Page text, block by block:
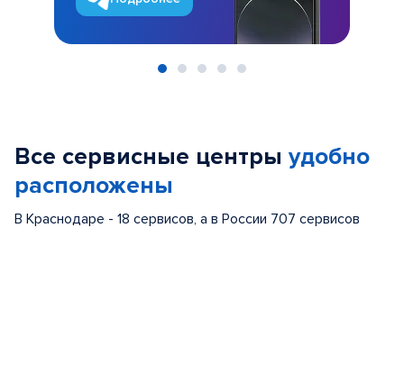
Все сервисные центры удобно
расположены
В Краснодаре - 18 сервисов, а в России 707 сервисов